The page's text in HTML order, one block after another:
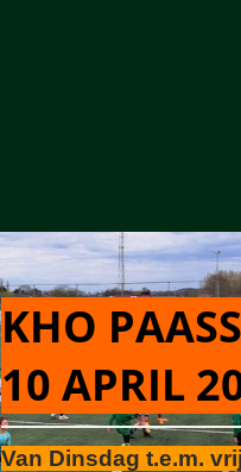
KHO
10 APRIL
Van Dinsdag t.e.m.